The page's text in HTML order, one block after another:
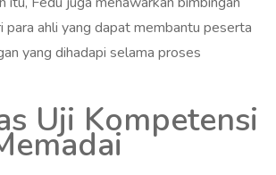
para ahli yang dapat membantu peserta
yang dihadapi selama proses
Uji Kompetensi